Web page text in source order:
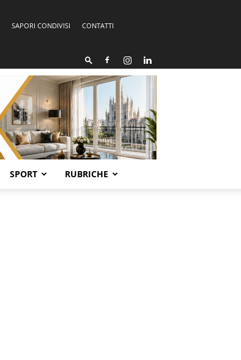
SAPORI CONDIVISI
CONTATTI
SPORT RUBRICHE